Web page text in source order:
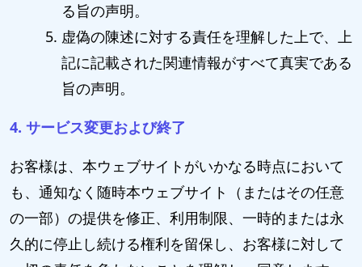
る旨の声明。
虚偽の陳述に対する責任を理解した上で、上
記に記載された関連情報がすべて真実である
旨の声明。
4. サービス変更および終了
お客様は、本ウェブサイトがいかなる時点において
も、通知なく随時本ウェブサイト（またはその任意
の一部）の提供を修正、利用制限、一時的または永
久的に停止し続ける権利を留保し、お客様に対して